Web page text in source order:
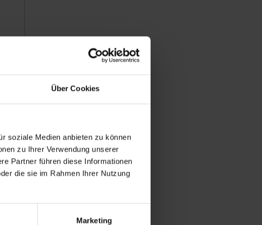
Über Cookies
soziale Medien anbieten zu können
zu Ihrer Verwendung unserer
Partner führen diese Informationen
die sie im Rahmen Ihrer Nutzung
Marketing